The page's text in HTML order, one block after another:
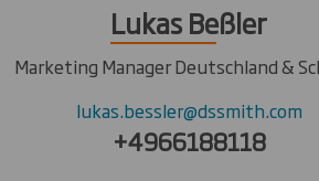
Lukas Beßler
Marketing Manager Deutschland &
lukas.bessler@dssmith.com
+4966188118